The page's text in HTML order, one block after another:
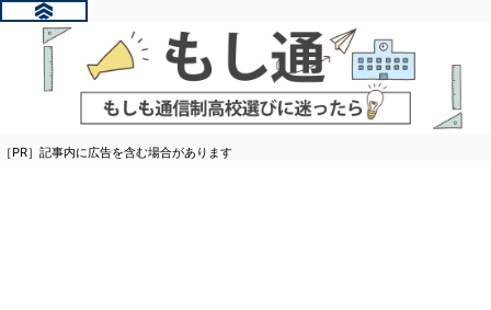
［PR］記事内に広告を含む場合があります